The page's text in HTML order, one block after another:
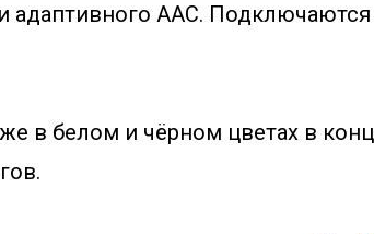
адаптивного AAC.
в белом и чёрном цветах в